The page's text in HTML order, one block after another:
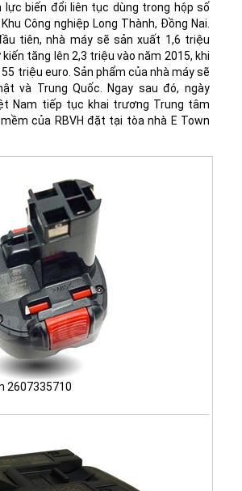
lực biến đổi liên tục dùng trong hộp số
Công nghiệp Long Thành, Đồng Nai.
tiên, nhà máy sẽ sản xuất 1,6 triệu
tăng lên 2,3 triệu vào năm 2015, khi
triệu euro. Sản phẩm của nhà máy sẽ
và Trung Quốc. Ngay sau đó, ngày
Nam tiếp tục khai trương Trung tâm
của RBVH đặt tại tòa nhà E Town
2607335710